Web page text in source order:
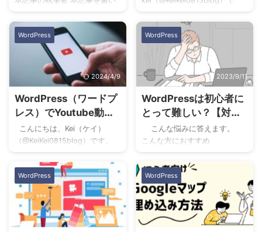
さい。 [toc] 目次(TO ...
るプラグインは沢山あります
ックアップすることができる
...
ている僕はWeb業界に８年間
勤めておりブログで月に５桁
ほど稼いで生活しています。
当ブログではWordPressの基
本的な設定方法からアフィリ
エイトで稼ぐ方法をわかりや
すく紹介しています。
WordPressを使っていて『こ
の記事だけにCSSを効かせた
ないでしょうか？ 本記事で
は、そんなプラグインを使用
プレス）の記事内にCSSを ...
す！ こんな悩みに答えま
す。 こんな方におすすめ ア
ドセンスのオススメの貼り方
を知りたい WordPressテー
マ・AFFINGER（アフィンガ
ー）でアドセンス広告の貼り
方を知りたい まずは、アドセ
ンスの合格おめでとうござい
ます！ アドセンスの審査が通
はアドセンス広告を貼る作業
ですね。 AFFINGER（アフィ
置によっ ...
WordPress
2024/4/9
WordPress（ワードプ
レス）でYoutube動画
を埋め込む方法【初心
者向け！】
こんにちは、Kei（ケイ）
（@KeiKei0815blog）です。
こんな悩みに答えます。 本
記事の執筆者 当ブログでは、
アフィリエイトやブログで役
立つ情報を発信しています。
３年以上ブログを運用してお
り今ではアフィリエイトで毎
月５桁稼いでいます。 今回は
WordPress
2023/9/11
WordPressは初心者に
とって難しい？【対処
法と始めにやっておく
べきこと】
こんな悩みに答えます。
こんな方におすすめ
WordPressが難しいと感じて
る WordPressの始め方を知り
たい WordPressの基本的にや
ることを知りたい 本記事の執
筆者 当ブログでは、
WordPressの基本的な設定方
法からアフィリエイトに関す
WordPress
2026/7/5
WordPress
2025/7/20